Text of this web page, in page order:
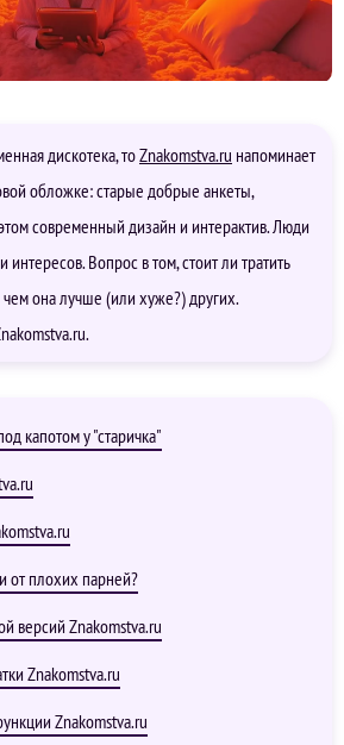
дискотека, тоZnakomstva.ru напоминает
обложке: старые добрые анкеты,
современный дизайн и интерактив. Люди
интересов. Вопрос в том, стоит ли тратить
она лучше (или хуже?) других.
капотом у "старичка"
от плохих парней?
версий Znakomstva.ru
Znakomstva.ru
Znakomstva.ru